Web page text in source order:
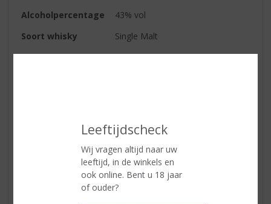
Leeftijdscheck
Wij vragen altijd naar uw
leeftijd, in de winkels en
ook online. Bent u 18 jaar
of ouder?
Alcoholpercentage
43% vol
Soort whisky
Single Malt
Kleur
vaal goud
zoet en moutachtig met een
romig en licht botergevoel in de
mond. Toffee en een lichte
speculaas-kruidigheid. Hints van
vanillecake. Enkele lichtfruitige